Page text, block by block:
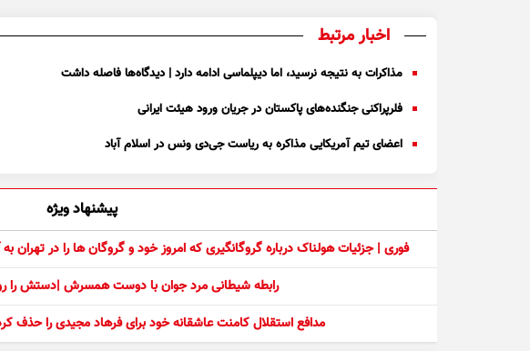
اخبار مرتبط
مذاکرات به نتیجه نرسید، اما دیپلماسی ادامه دارد | دیدگاه‌ها فاصله داشت
فلرپراکنی جنگنده‌های پاکستان در جریان ورود هیئت ایرانی
اعضای تیم آمریکایی مذاکره به ریاست جی‌دی ونس در اسلام آباد
پیشنهاد ویژه
فوری | جزئیات هولناک درباره گروگانگیری که امروز خود و گروگان ها را در
رابطه شیطانی مرد جوان با دوست همسرش |دستش را
مدافع استقلال کامنت عاشقانه خود برای فرهاد مجیدی را حذف